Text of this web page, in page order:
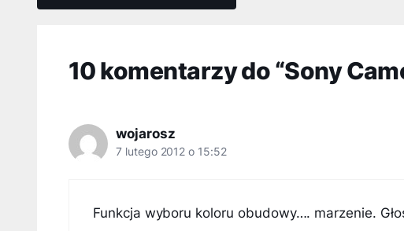
10 komentarzy do “Sony
wojarosz
7 lutego 2012 o 15:52
Funkcja wyboru koloru obudowy…. marzenie.